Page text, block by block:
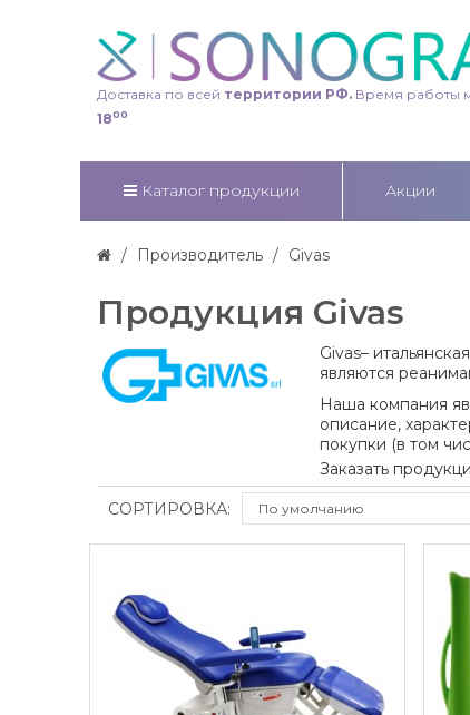
Доставка по всей территории РФ. Время работы
1800
Каталог продукции Акции
Производитель Givas
Продукция Givas
Givas–
являются
Наша компания
описание,
покупки (в том
Заказать
СОРТИРОВКА: